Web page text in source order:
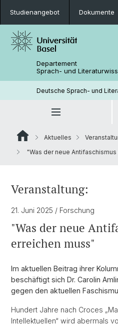
Studienangebot Dokumente
Departement
Sprach- und
Deutsche Sprach- und
Aktuelles
"Was der neue
Veranstaltung:
21. Juni 2025 / Forschung
"Was der neue
erreichen muss"
Im aktuellen Beitrag ihrer
beschäftigt sich Dr. Carolin
gegen den aktuellen
Hundert Jahre nach Croces
Intellektuellen“ wird abermals